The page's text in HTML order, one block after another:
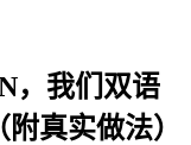
，我们双语
真实做法）